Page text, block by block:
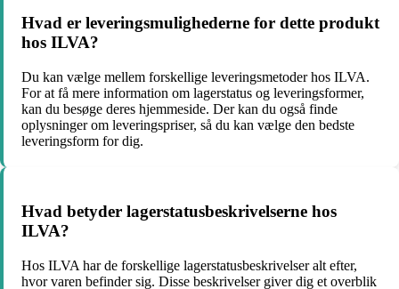
Hvad er leveringsmulighederne for dette produkt
hos ILVA?
Du kan vælge mellem forskellige leveringsmetoder hos ILVA.
For at få mere information om lagerstatus og leveringsformer,
kan du besøge deres hjemmeside. Der kan du også finde
oplysninger om leveringspriser, så du kan vælge den bedste
leveringsform for dig.
Hvad betyder lagerstatusbeskrivelserne hos
ILVA?
Hos ILVA har de forskellige lagerstatusbeskrivelser alt efter,
hvor varen befinder sig. Disse beskrivelser giver dig et overblik